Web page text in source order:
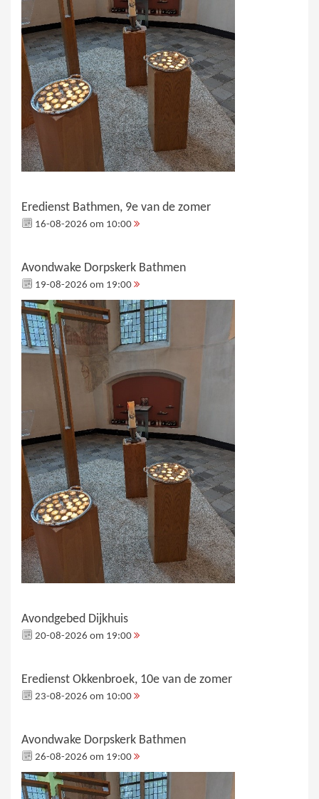
Eredienst Bathmen, 9e van de zomer
16-08-2026 om 10:00
Avondwake Dorpskerk Bathmen
19-08-2026 om 19:00
Avondgebed Dijkhuis
20-08-2026 om 19:00
Eredienst Okkenbroek, 10e van de zomer
23-08-2026 om 10:00
Avondwake Dorpskerk Bathmen
26-08-2026 om 19:00